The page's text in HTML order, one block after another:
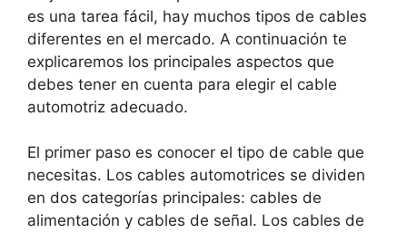
es una tarea fácil, hay muchos tipos de cables
diferentes en el mercado. A continuación te
explicaremos los principales aspectos que
debes tener en cuenta para elegir el cable
automotriz adecuado.
El primer paso es conocer el tipo de cable que
necesitas. Los cables automotrices se dividen
en dos categorías principales: cables de
alimentación y cables de señal. Los cables de